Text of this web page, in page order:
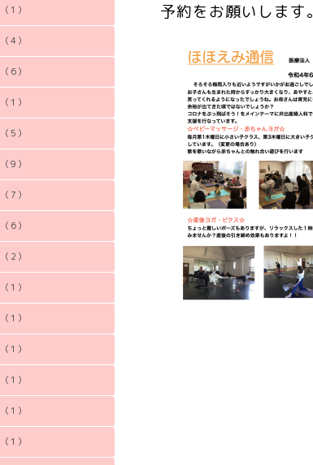
1）
4）
6）
1）
5）
9）
7）
6）
2）
1）
1）
1）
1）
1）
1）
予約をお願いします。